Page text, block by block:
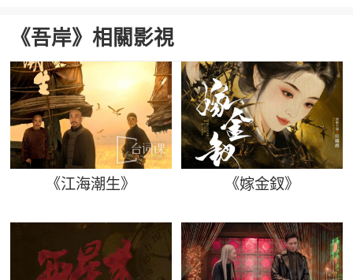
《吾岸》相關影視
《江海潮生》 《嫁金釵》